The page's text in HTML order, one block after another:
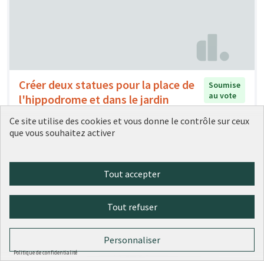
Créer deux statues pour la place de
l'hippodrome et dans le jardin
Soumise
au vote
Nussbaum
Créer des parkings sécurisés pour
Ce site utilise des cookies et vous donne le contrôle sur ceux
que vous souhaitez activer
Tout accepter
Tout refuser
Personnaliser
Politique de confidentialité